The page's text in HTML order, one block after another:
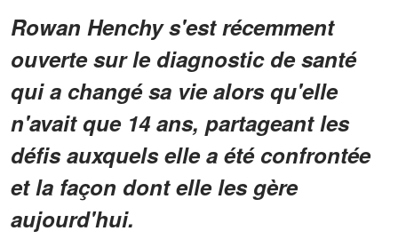
Rowan Henchy s'est récemment
ouverte sur le diagnostic de santé
qui a changé sa vie alors qu'elle
n'avait que 14 ans, partageant les
défis auxquels elle a été confrontée
et la façon dont elle les gère
aujourd'hui.